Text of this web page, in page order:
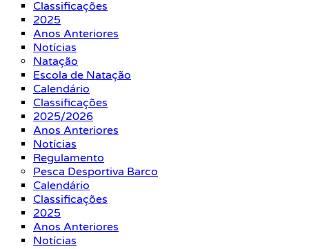
Classificações
2025
Anos Anteriores
Notícias
Natação
Escola de Natação
Calendário
Classificações
2025/2026
Anos Anteriores
Notícias
Regulamento
Pesca Desportiva Barco
Calendário
Classificações
2025
Anos Anteriores
Notícias